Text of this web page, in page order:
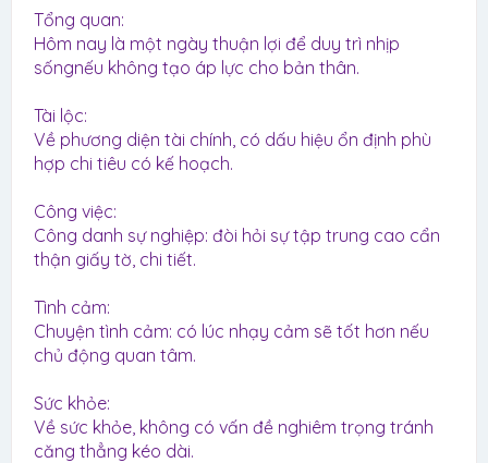
Tổng quan:
Hôm nay là một ngày thuận lợi để duy trì nhịp
sốngnếu không tạo áp lực cho bản thân.
Tài lộc:
Về phương diện tài chính, có dấu hiệu ổn định phù
hợp chi tiêu có kế hoạch.
Công việc:
Công danh sự nghiệp: đòi hỏi sự tập trung cao cẩn
thận giấy tờ, chi tiết.
Tình cảm:
Chuyện tình cảm: có lúc nhạy cảm sẽ tốt hơn nếu
chủ động quan tâm.
Sức khỏe:
Về sức khỏe, không có vấn đề nghiêm trọng tránh
căng thẳng kéo dài.